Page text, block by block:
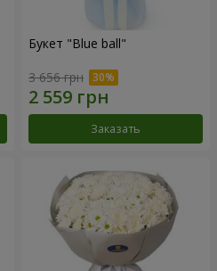
Букет "Blue ball"
3 656 грн
Заказать